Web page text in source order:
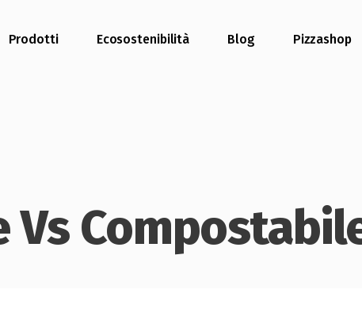
Prodotti Ecosostenibilità Blog Pizzashop